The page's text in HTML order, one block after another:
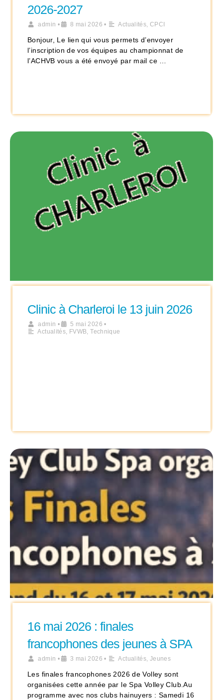
2026-2027
admin • 8 mai 2026 • Actualités, CPCI
Bonjour, Le lien qui vous permets d’envoyer
l’inscription de vos équipes au championnat de
l’ACHVB vous a été envoyé par mail ce …
Clinic à Charleroi le 13 juin 2026
admin • 5 mai 2026 •
Actualités, FVWB,Technique
16 mai 2026 : finales
francophones des jeunes à SPA
admin • 3 mai 2026 • Actualités, Jeunes
Les finales francophones 2026 de Volley sont
organisées cette année par le Spa Volley Club.Au
programme avec nos clubs hainuyers : Samedi 16